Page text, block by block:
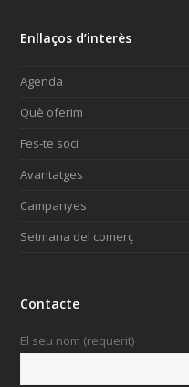
Enllaços d’interès
Agenda
Què oferim
Fes-te soci
Avantatges
Campanyes
Setmana del comerç
Contacte
El seu nom (requerit)